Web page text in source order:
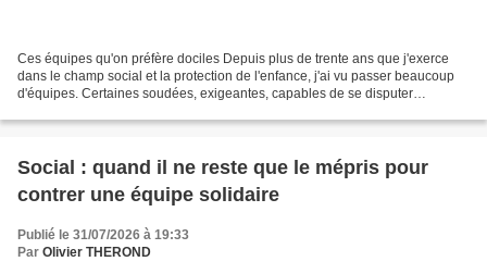
Ces équipes qu'on préfère dociles Depuis plus de trente ans que j'exerce
dans le champ social et la protection de l'enfance, j'ai vu passer beaucoup
d'équipes. Certaines soudées, exigeantes, capables de se disputer
Social : quand il ne reste que le mépris pour
contrer une équipe solidaire
Publié le 31/07/2026 à 19:33
Par Olivier THEROND